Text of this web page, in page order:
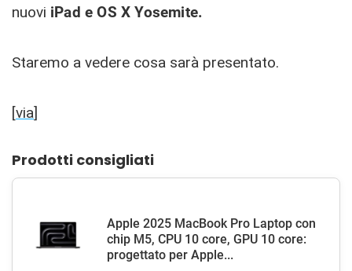
nuovi iPad e OS X Yosemite.
Staremo a vedere cosa sarà presentato.
[via]
Prodotti consigliati
Apple 2025 MacBook Pro Laptop con
chip M5, CPU 10 core, GPU 10 core:
progettato per Apple...